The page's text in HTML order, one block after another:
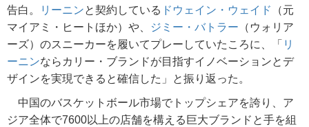
告白。
リーニンと契約している ドウェイン・ウェイド
（元
マイアミ・ヒートほか）や、
ジミー・バトラー （ウォリア
ーズ）のスニーカーを履いてプレーしていたころに、「 リ
ーニンならカリー・ブランドが目指すイノベーションとデ
ザインを実現できると確信した」と振り返った。
中国のバスケットボール市場でトップシェアを誇り、ア
ジア全体で7600以上の店舗を構える巨大ブランドと手を組